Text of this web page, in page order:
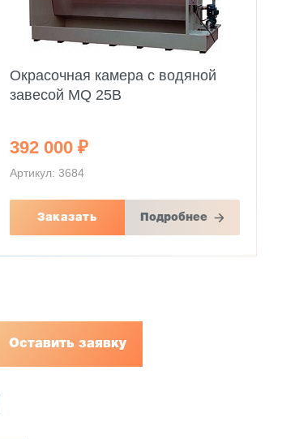
Окрасочная камера с водяной
завесой MQ 25B
392 000 ₽
Артикул: 3684
Заказать Подробнее
Оставить заявку